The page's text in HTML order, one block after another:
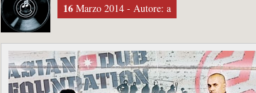
16 Marzo 2014 - Autore: a